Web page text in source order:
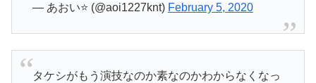
— あおい⭐️ (@aoi1227knt) February 5, 2020
タケシがもう演技なのか素なのかわからなくなっ